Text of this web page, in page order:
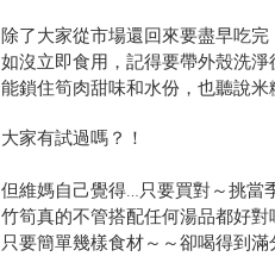
除了大家從市場還回來要盡早吃
如沒立即食用，記得要帶外殼洗
能鎖住筍肉甜味和水份，也聽說
大家有試過嗎？！
但維媽自己覺得…只要買對～挑當
竹筍真的不管搭配任何湯品都好
只要簡單幾樣食材～～卻喝得到